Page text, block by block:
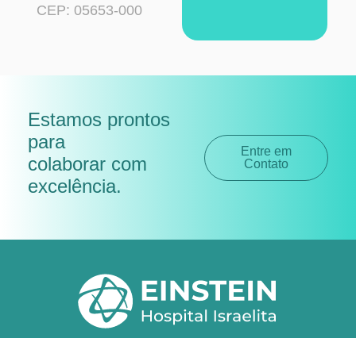
CEP: 05653-000
Estamos prontos
para
colaborar com
excelência.
Entre em
Contato